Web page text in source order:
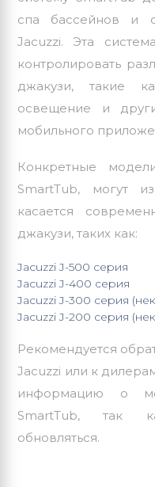
спа бассейнов и
Jacuzzi. Эта
контролировать
джакузи, такие
освещение и
мобильного
Конкретные
SmartTub, могут
касается
джакузи, таких как:
Jacuzzi J-500 серия
Jacuzzi J-400 серия
Jacuzzi J-300 серия
JacuzziJ-200 серия
Рекомендуется
Jacuzzi или к
информацию о
SmartTub, так
обновляться.